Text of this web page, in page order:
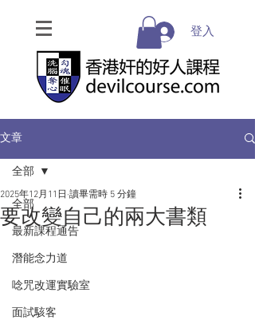
登入
文章
全部
最新課程通告
潛能念力道
唸咒改運實驗室
面試駭客
全部
要改變自己的兩大書類
2025年12月11日 讀畢需時 5 分鐘